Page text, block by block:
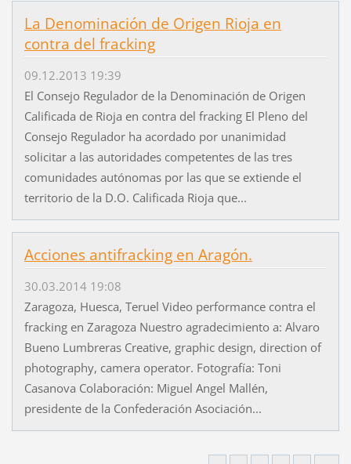
La Denominación de Origen Rioja en
contra del fracking
09.12.2013 19:39
El Consejo Regulador de la Denominación de Origen
Calificada de Rioja en contra del fracking El Pleno del
Consejo Regulador ha acordado por unanimidad
solicitar a las autoridades competentes de las tres
comunidades autónomas por las que se extiende el
territorio de la D.O. Calificada Rioja que...
Acciones antifracking en Aragón.
30.03.2014 19:08
Zaragoza, Huesca, Teruel Video performance contra el
fracking en Zaragoza Nuestro agradecimiento a: Alvaro
Bueno Lumbreras Creative, graphic design, direction of
photography, camera operator. Fotografía: Toni
Casanova Colaboración: Miguel Angel Mallén,
presidente de la Confederación Asociación...